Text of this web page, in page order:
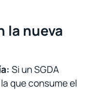
la nueva
Si un SGDA
que consume el